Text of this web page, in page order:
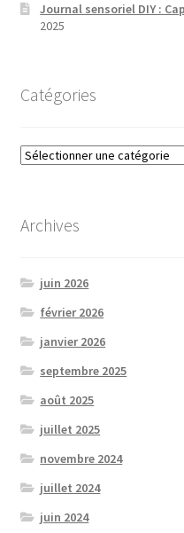
Journal sensoriel DIY :
2025
Catégories
Catégories
Archives
juin 2026
février 2026
janvier 2026
septembre 2025
août 2025
juillet 2025
novembre 2024
juillet 2024
juin 2024